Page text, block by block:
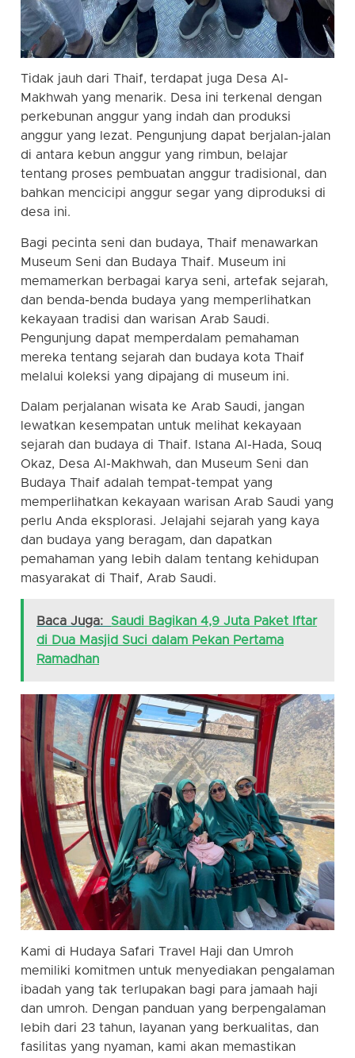
Tidak jauh dari Thaif, terdapat juga Desa Al-
Makhwah yang menarik. Desa ini terkenal dengan
perkebunan anggur yang indah dan produksi
anggur yang lezat. Pengunjung dapat berjalan-jalan
di antara kebun anggur yang rimbun, belajar
tentang proses pembuatan anggur tradisional, dan
bahkan mencicipi anggur segar yang diproduksi di
desa ini.
Bagi pecinta seni dan budaya, Thaif menawarkan
Museum Seni dan Budaya Thaif. Museum ini
memamerkan berbagai karya seni, artefak sejarah,
dan benda-benda budaya yang memperlihatkan
kekayaan tradisi dan warisan Arab Saudi.
Pengunjung dapat memperdalam pemahaman
mereka tentang sejarah dan budaya kota Thaif
melalui koleksi yang dipajang di museum ini.
Dalam perjalanan wisata ke Arab Saudi, jangan
lewatkan kesempatan untuk melihat kekayaan
sejarah dan budaya di Thaif. Istana Al-Hada, Souq
Okaz, Desa Al-Makhwah, dan Museum Seni dan
Budaya Thaif adalah tempat-tempat yang
memperlihatkan kekayaan warisan Arab Saudi yang
perlu Anda eksplorasi. Jelajahi sejarah yang kaya
dan budaya yang beragam, dan dapatkan
pemahaman yang lebih dalam tentang kehidupan
masyarakat di Thaif, Arab Saudi.
Baca Juga:
Saudi Bagikan 4,9 Juta Paket Iftar
di Dua Masjid Suci dalam Pekan Pertama
Ramadhan
Kami di Hudaya Safari Travel Haji dan Umroh
memiliki komitmen untuk menyediakan pengalaman
ibadah yang tak terlupakan bagi para jamaah haji
dan umroh. Dengan panduan yang berpengalaman
lebih dari 23 tahun, layanan yang berkualitas, dan
fasilitas yang nyaman, kami akan memastikan